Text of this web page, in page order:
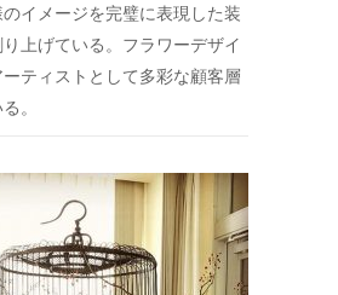
のイメージを完璧に表現した装
上げている。 フラワーデザイ
ティストとして多彩な顧客層
。